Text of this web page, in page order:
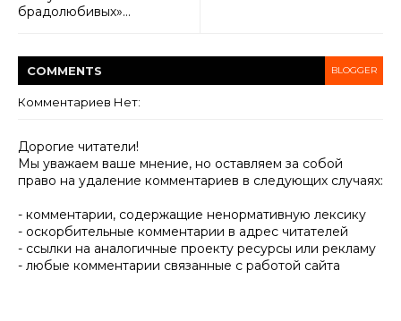
брадолюбивых»…
COMMENTS BLOGGER
Комментариев Нет:
Дорогие читатели!
Мы уважаем ваше мнение, но оставляем за собой
право на удаление комментариев в следующих случаях:
- комментарии, содержащие ненормативную лексику
- оскорбительные комментарии в адрес читателей
- ссылки на аналогичные проекту ресурсы или рекламу
- любые комментарии связанные с работой сайта